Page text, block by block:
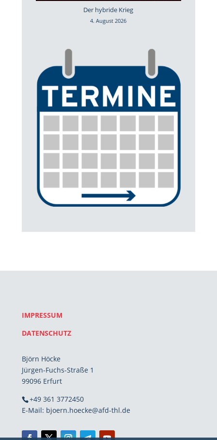
Der hybride Krieg
4. August 2026
IMPRESSUM
DATENSCHUTZ
Björn Höcke
Jürgen-Fuchs-Straße 1
99096 Erfurt
+49 361 3772450
E-Mail: bjoern.hoecke@afd-thl.de